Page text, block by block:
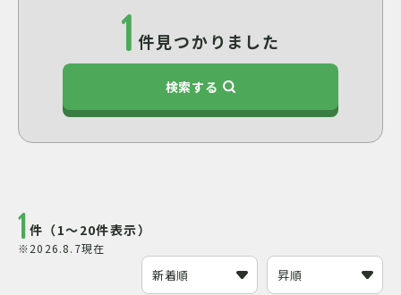
1 件見つかりました
検索する
1 件（1～20件表示）
※2026.8.7現在